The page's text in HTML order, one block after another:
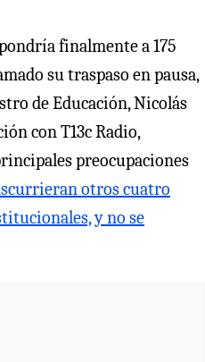
finalmente a 175
su traspaso en pausa,
de Educación, Nicolás
con T13c Radio,
preocupaciones
otros cuatro
y no se